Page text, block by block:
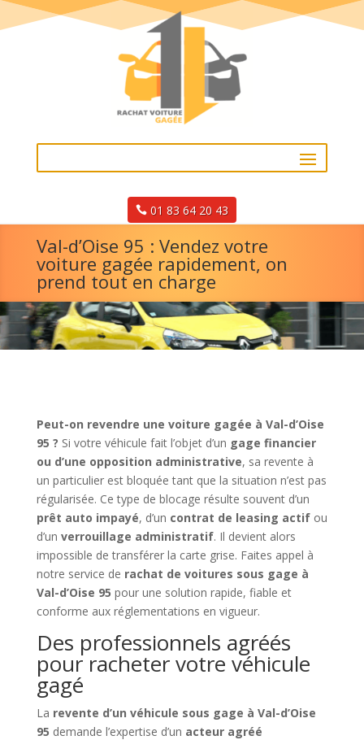
01 83 64 20 43
Val-d’Oise 95 : Vendez votre
voiture gagée rapidement, on
prend tout en charge
Peut-on revendre une voiture gagée à Val-d’Oise
95 ? Si votre véhicule fait l’objet d’un gage financier
ou d’une opposition administrative, sa revente à
un particulier est bloquée tant que la situation n’est pas
régularisée. Ce type de blocage résulte souvent d’un
prêt auto impayé, d’un contrat de leasing actifou
d’un verrouillage administratif. Il devient alors
impossible de transférer la carte grise. Faites appel à
notre service de rachat de voitures sous gage à
Val-d’Oise 95 pour une solution rapide, fiable et
conforme aux réglementations en vigueur.
Des professionnels agréés
pour racheter votre véhicule
gagé
La revente d’un véhicule sous gage à Val-d’Oise
95 demande l’expertise d’un acteur agréé